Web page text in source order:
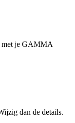
met je GAMMA
dan de details.